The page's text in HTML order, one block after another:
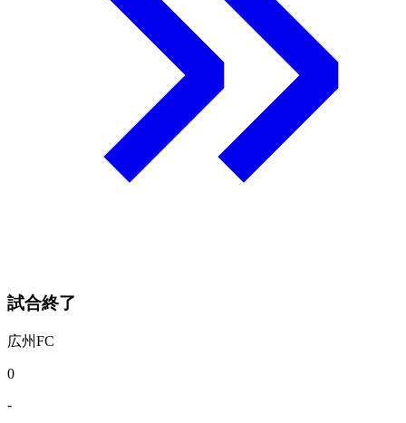
試合終了
広州FC
0
-